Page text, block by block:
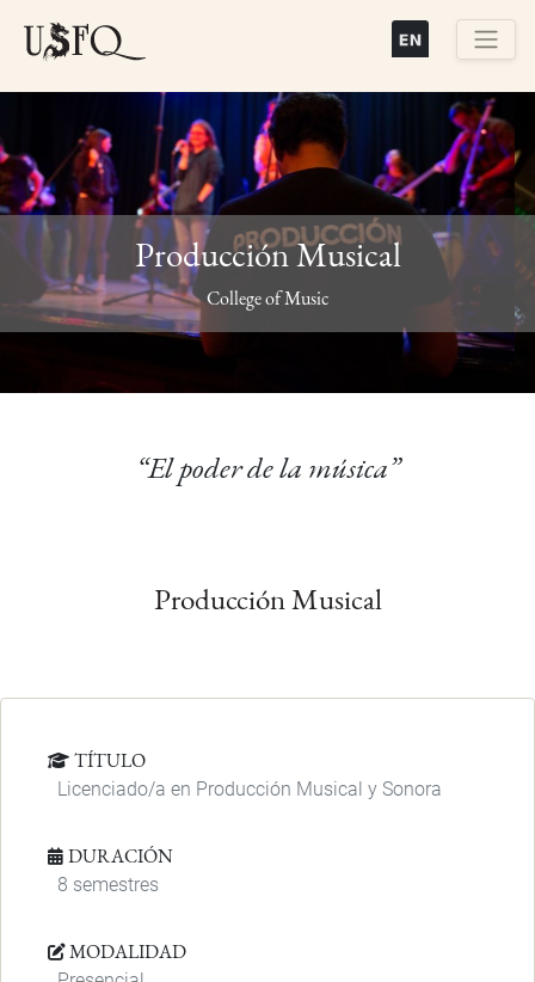
principal
Previous Next
Producción Musical
College of Music
“El poder de la música”
Producción Musical
TÍTULO
Licenciado/a en Producción Musical y Sonora
DURACIÓN
8 semestres
MODALIDAD